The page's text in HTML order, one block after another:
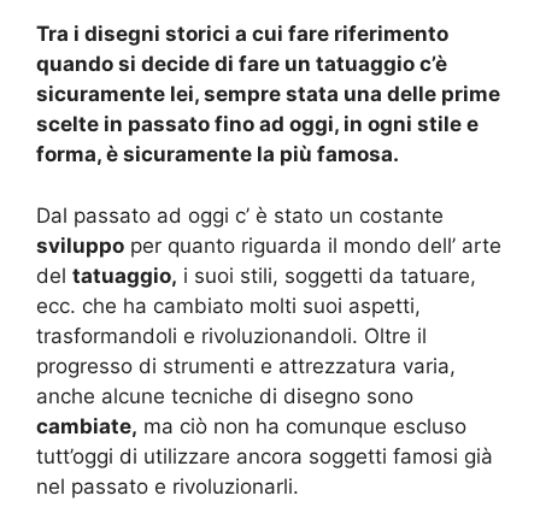
Tra i disegni storici a cui fare riferimento
quando si decide di fare un tatuaggio c’è
sicuramente lei, sempre stata una delle prime
scelte in passato fino ad oggi, in ogni stile e
forma, è sicuramente la più famosa.
Dal passato ad oggi c’ è stato un costante
sviluppo per quanto riguarda il mondo dell’ arte
del tatuaggio, i suoi stili, soggetti da tatuare,
ecc. che ha cambiato molti suoi aspetti,
trasformandoli e rivoluzionandoli. Oltre il
progresso di strumenti e attrezzatura varia,
anche alcune tecniche di disegno sono
cambiate, ma ciò non ha comunque escluso
tutt’oggi di utilizzare ancora soggetti famosi già
nel passato e rivoluzionarli.